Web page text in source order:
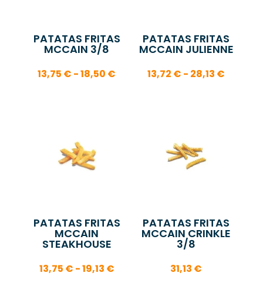
PATATAS FRITAS
MCCAIN 3/8
13,75 € -18,50 € Rango
PATATAS FRITAS
MCCAIN JULIENNE
13,72 € - 28,13 €
PATATAS FRITAS
MCCAIN
STEAKHOUSE
13,75 € -19,13 €Rango
PATATAS FRITAS
MCCAIN CRINKLE
3/8
31,13 €